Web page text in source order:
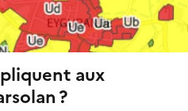
aux
?